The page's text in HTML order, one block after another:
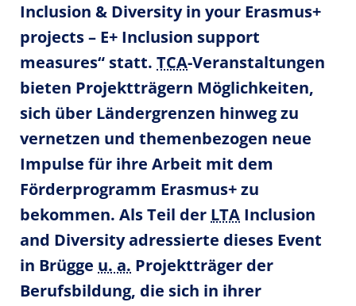
Inclusion & Diversity in your Erasmus+
projects – E+ Inclusion support
measures“ statt. TCA-Veranstaltungen
bieten Projektträgern Möglichkeiten,
sich über Ländergrenzen hinweg zu
vernetzen und themenbezogen neue
Impulse für ihre Arbeit mit dem
Förderprogramm Erasmus+ zu
bekommen. Als Teil der LTA Inclusion
and Diversity adressierte dieses Event
in Brügge u. a. Projektträger der
Berufsbildung, die sich in ihrer